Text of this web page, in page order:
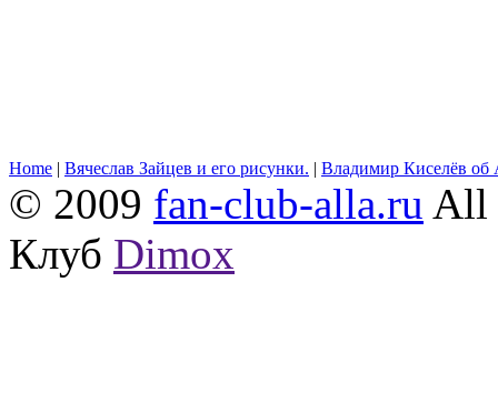
Home | Вячеслав Зайцев и его рисунки. | Владимир Киселёв об
© 2009 fan-club-alla.ru All
Клуб Dimox